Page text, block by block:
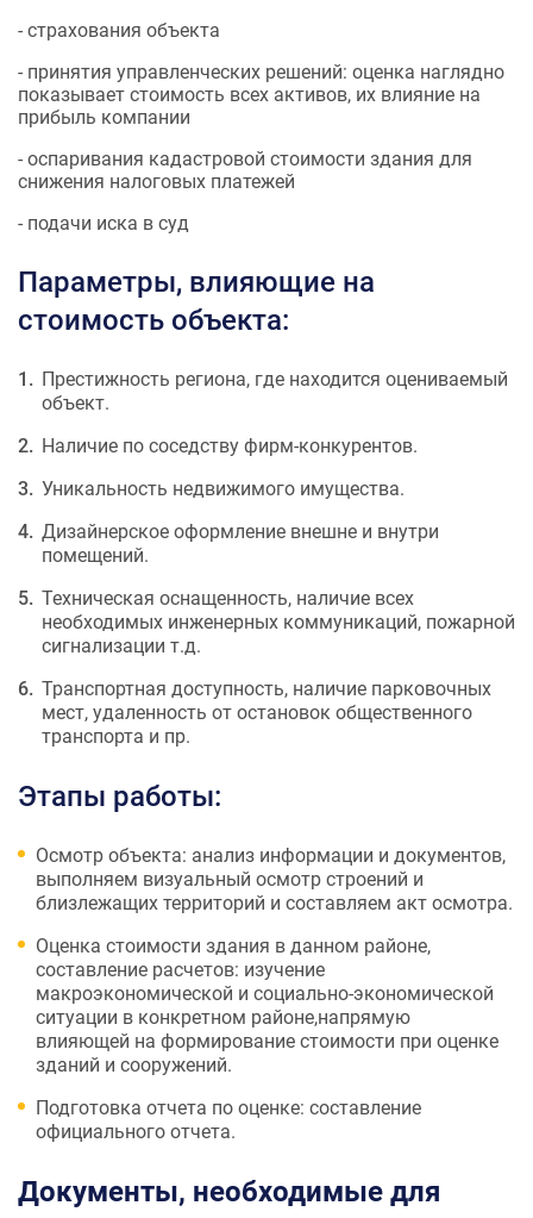
- страхования объекта
- принятия управленческих решений: оценка наглядно
показывает стоимость всех активов, их влияние на
прибыль компании
- оспаривания кадастровой стоимости здания для
снижения налоговых платежей
- подачи иска в суд
Параметры, влияющие на
стоимость объекта:
Престижность региона, где находится оцениваемый
объект.
Наличие по соседству фирм-конкурентов.
Уникальность недвижимого имущества.
Дизайнерское оформление внешне и внутри
помещений.
Техническая оснащенность, наличие всех
необходимых инженерных коммуникаций, пожарной
сигнализации т.д.
Транспортная доступность, наличие парковочных
мест, удаленность от остановок общественного
транспорта и пр.
Этапы работы:
Осмотр объекта: анализ информации и документов,
выполняем визуальный осмотр строений и
близлежащих территорий и составляем акт осмотра.
Оценка стоимости здания в данном районе,
составление расчетов: изучение
макроэкономической и социально-экономической
ситуации в конкретном районе,напрямую
влияющей на формирование стоимости при оценке
зданий и сооружений.
Подготовка отчета по оценке: составление
официального отчета.
Документы, необходимые для